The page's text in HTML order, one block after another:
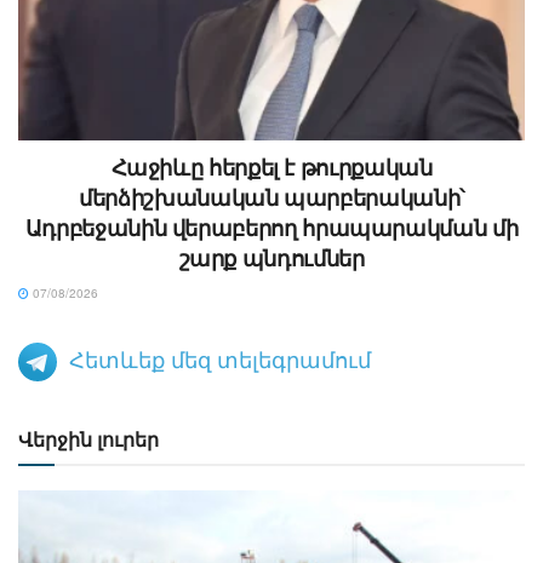
Հաջիևը հերքել է թուրքական
մերձիշխանական պարբերականի՝
Ադրբեջանին վերաբերող հրապարակման մի
շարք պնդումներ
07/08/2026
Հետևեք մեզ տելեգրամում
Վերջին լուրեր